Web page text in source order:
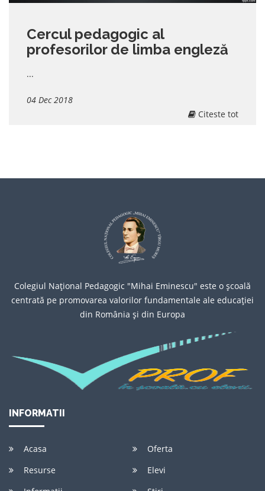
Cercul pedagogic al
profesorilor de limba engleză
...
04 Dec 2018
Citeste tot
Colegiul Naţional Pedagogic "Mihai Eminescu" este o şcoală
centrată pe promovarea valorilor fundamentale ale educaţiei
din România şi din Europa
INFORMATII
Acasa
Oferta
Resurse
Elevi